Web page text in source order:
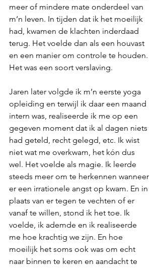
meer of mindere mate onderdeel van
m’n leven. In tijden dat ik het moeilijk
had, kwamen de klachten inderdaad
terug. Het voelde dan als een houvast
en een manier om controle te houden.
Het was een soort verslaving.
Jaren later volgde ik m’n eerste yoga
opleiding en terwijl ik daar een maand
intern was, realiseerde ik me op een
gegeven moment dat ik al dagen niets
had geteld, recht gelegd, etc. Ik wist
niet wat me overkwam, het kón dus
wel. Het voelde als magie. Ik leerde
steeds meer om te herkennen wanneer
er een irrationele angst op kwam. En in
plaats van er tegen te vechten of er
vanaf te willen, stond ik het toe. Ik
voelde, ik ademde en ik realiseerde
me hoe krachtig we zijn. En hoe
moeilijk het soms ook was om echt
naar binnen te keren en aandacht te